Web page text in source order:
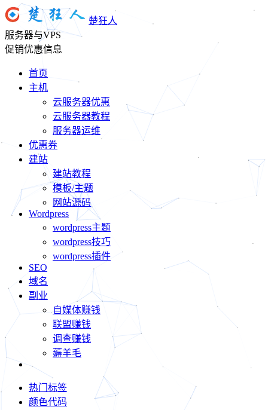
楚狂人
服务器与VPS
促销优惠信息
首页
主机
云服务器优惠
云服务器教程
服务器运维
优惠券
建站
建站教程
模板/主题
网站源码
Wordpress
wordpress主题
wordpress技巧
wordpress插件
SEO
域名
副业
自媒体赚钱
联盟赚钱
调查赚钱
薅羊毛
热门标签
颜色代码